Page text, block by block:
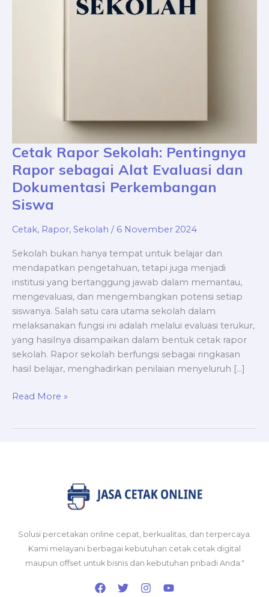
Cetak Rapor Sekolah: Pentingnya
Rapor sebagai Alat Evaluasi dan
Dokumentasi Perkembangan
Siswa
Cetak, Rapor, Sekolah / 6 November 2024
Sekolah bukan hanya tempat untuk belajar dan
mendapatkan pengetahuan, tetapi juga menjadi
institusi yang bertanggung jawab dalam memantau,
mengevaluasi, dan mengembangkan potensi setiap
siswanya. Salah satu cara utama sekolah dalam
melaksanakan fungsi ini adalah melalui evaluasi terukur,
yang hasilnya disampaikan dalam bentuk cetak rapor
sekolah. Rapor sekolah berfungsi sebagai ringkasan
hasil belajar, menghadirkan penilaian menyeluruh […]
Read More »
Solusi percetakan online cepat, berkualitas, dan terpercaya.
Kami melayani berbagai kebutuhan cetak cetak digital
maupun offset untuk bisnis dan kebutuhan pribadi Anda."